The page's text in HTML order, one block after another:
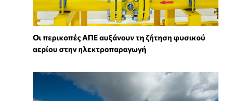
Οι περικοπές ΑΠΕ αυξάνουν τη ζήτηση φυσικού
αερίου στην ηλεκτροπαραγωγή